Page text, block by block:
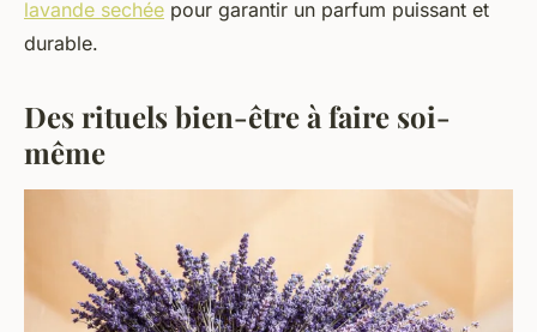
lavande sechée pour garantir un parfum puissant et
durable.
Des rituels bien-être à faire soi-
même